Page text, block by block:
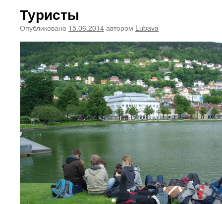
Туристы
Опубликовано 15.06.2014автором Lubava